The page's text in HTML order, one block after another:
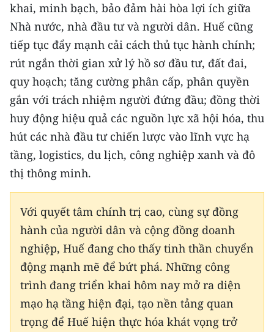
khai, minh bạch, bảo đảm hài hòa lợi ích giữa
Nhà nước, nhà đầu tư và người dân. Huế cũng
tiếp tục đẩy mạnh cải cách thủ tục hành chính;
rút ngắn thời gian xử lý hồ sơ đầu tư, đất đai,
quy hoạch; tăng cường phân cấp, phân quyền
gắn với trách nhiệm người đứng đầu; đồng thời
huy động hiệu quả các nguồn lực xã hội hóa, thu
hút các nhà đầu tư chiến lược vào lĩnh vực hạ
tầng, logistics, du lịch, công nghiệp xanh và đô
thị thông minh.
Với quyết tâm chính trị cao, cùng sự đồng
hành của người dân và cộng đồng doanh
nghiệp, Huế đang cho thấy tinh thần chuyển
động mạnh mẽ để bứt phá. Những công
trình đang triển khai hôm nay mở ra diện
mạo hạ tầng hiện đại, tạo nền tảng quan
trọng để Huế hiện thực hóa khát vọng trở